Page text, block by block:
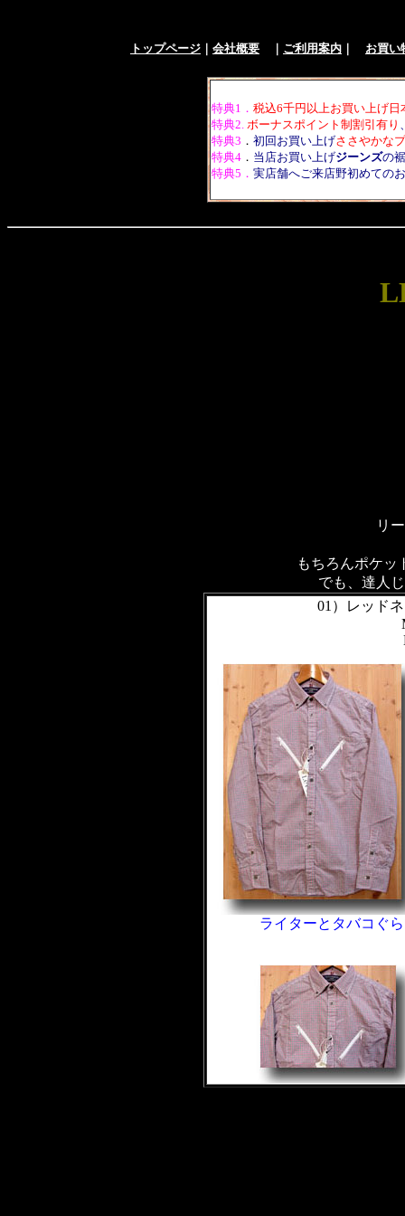
トップページ 会社概要 ご利用案内 お買
特典1． 税込6千円以上お買い上げ日
特典2. ボーナスポイント制割引有り
特典3 ． 初回お買い上げささやかな
特典4． 当店お買い上げジーンズの
特典5． 実店舗へご来店野初めての
リ
もちろんポケッ
でも、達人
01）レッド
ライターとタバコぐ